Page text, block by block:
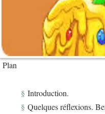
Plan
Introduction.
Quelques réflexions.